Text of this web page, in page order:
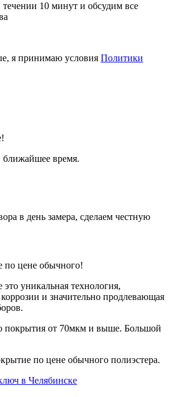
10 минут и обсудим все
я принимаю условия Политики
время.
в день замера, сделаем честную
по цене обычного!
уникальная технология,
и значительно продлевающая
покрытия от 70мкм и выше. Большой
по цене обычного полиэстера.
в Челябинске